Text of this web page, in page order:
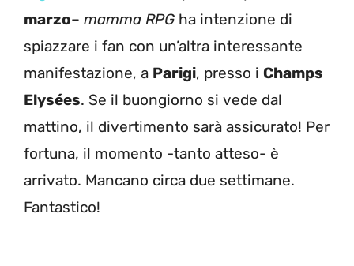
marzo– mamma RPG ha intenzione di
spiazzare i fan con un’altra interessante
manifestazione, a Parigi, presso i Champs
Elysées. Se il buongiorno si vede dal
mattino, il divertimento sarà assicurato! Per
fortuna, il momento -tanto atteso- è
arrivato. Mancano circa due settimane.
Fantastico!